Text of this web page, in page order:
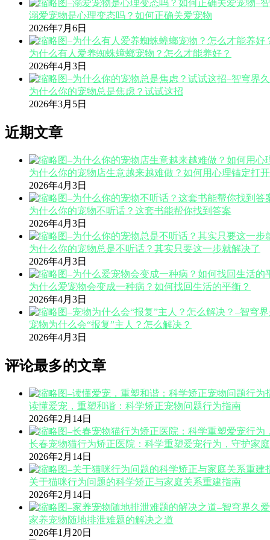
溺爱宠物是心理变态吗？如何正确关爱宠物
2026年7月6日
为什么有人爱养蜘蛛蟑螂宠物？怎么才能养好？
2026年4月3日
为什么你的宠物总是焦虑？试试这招
2026年3月5日
近期文章
为什么你的宠物店生意越来越难做？如何用心理锚定打
2026年4月3日
为什么你的宠物不听话？这套书能帮你找到答案
2026年4月3日
为什么你的宠物总是不听话？其实只要这一步就解决了
2026年4月3日
为什么爱宠物会变成一种病？如何找回生活的平衡？
2026年4月3日
宠物为什么会“报复”主人？怎么解决？
2026年4月3日
评论最多的文章
读懂爱宠，重塑和谐：科学矫正宠物问题行为指南
2026年2月14日
长春宠物猫行为矫正医院：科学重塑爱宠行为，守护家
2026年2月14日
关于猫咪行为问题的科学矫正与家庭关系重建指南
2026年2月14日
家养宠物随地排泄难题的解决之道
2026年1月20日